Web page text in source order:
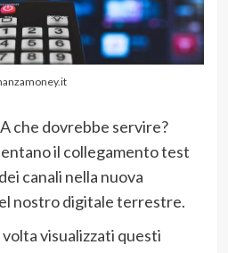
che dovrebbe servire?
il collegamento test
canali nella nuova
nostro digitale terrestre.
visualizzati questi